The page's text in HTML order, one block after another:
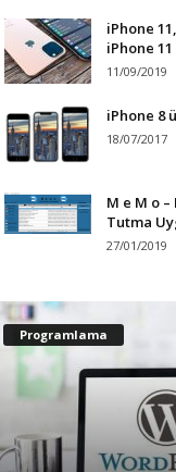
iPhone
iPhone 11
11/09/2019
iPhone 8
18/07/2017
M e M o
Tutma
27/01/2019
Programlama